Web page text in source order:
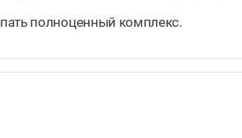
полноценный комплекс.